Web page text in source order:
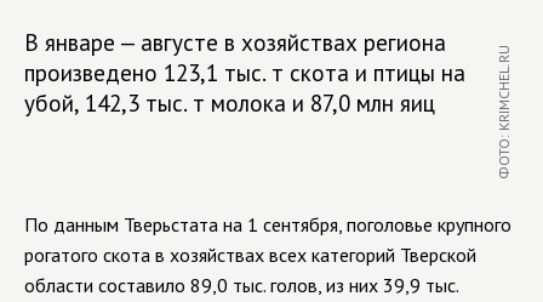
В январе — августе в хозяйствах региона
произведено 123,1 тыс. т скота и птицы на
убой, 142,3 тыс. т молока и 87,0 млн яиц
ФОТО: KRIMCHEL.RU
По данным Тверьстата на 1 сентября, поголовье крупного
рогатого скота в хозяйствах всех категорий Тверской
области составило 89,0 тыс. голов, из них 39,9 тыс.